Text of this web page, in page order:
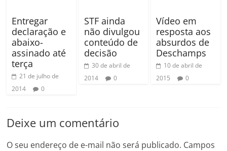
Entregar
declaração e
abaixo-
assinado até
terça
21 de julho de
2014
0
STF ainda
não divulgou
conteúdo de
decisão
30 de abril de
2014
0
Vídeo em
resposta aos
absurdos de
Deschamps
10 de abril de
2015
0
Deixe um comentário
O seu endereço de e-mail não será publicado. Campos